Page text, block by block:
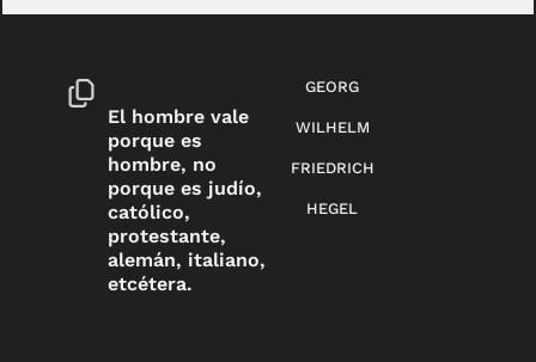
El hombre vale
porque es
hombre, no
porque es judío,
católico,
protestante,
alemán, italiano,
etcétera.
GEORG
WILHELM
FRIEDRICH
HEGEL